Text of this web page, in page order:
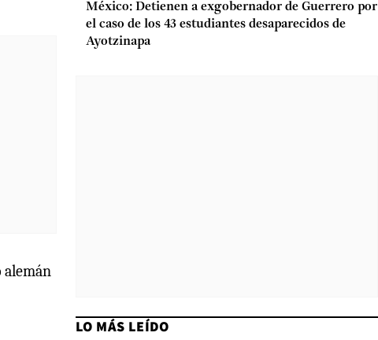
alemán
México: Detienen a exgobernador de Guerrero por
el caso de los 43 estudiantes desaparecidos de
Ayotzinapa
LO MÁS LEÍDO